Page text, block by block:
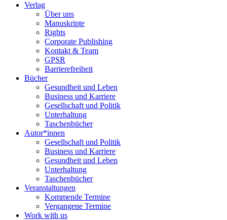
Verlag
Über uns
Manuskripte
Rights
Corporate Publishing
Kontakt & Team
GPSR
Barrierefreiheit
Bücher
Gesundheit und Leben
Business und Karriere
Gesellschaft und Politik
Unterhaltung
Taschenbücher
Autor*innen
Gesellschaft und Politik
Business und Karriere
Gesundheit und Leben
Unterhaltung
Taschenbücher
Veranstaltungen
Kommende Termine
Vergangene Termine
Work with us